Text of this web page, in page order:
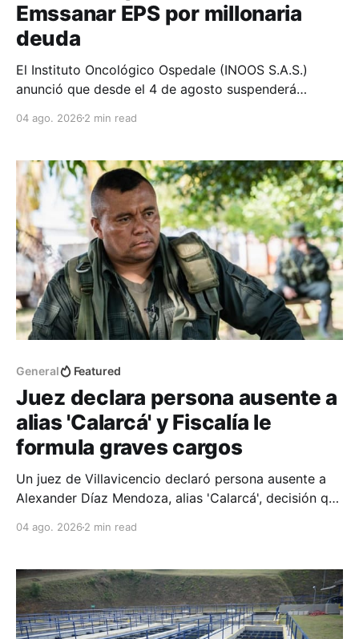
Emssanar EPS por millonaria
deuda
El Instituto Oncológico Ospedale (INOOS S.A.S.)
anunció que desde el 4 de agosto suspenderá
Emssanar EPS, al asegurar que la entidad le adeuda
04 ago. 2026 2 min read
General Featured
Juez declara persona ausente a
alias 'Calarcá' y Fiscalía le
formula graves cargos
Un juez de Villavicencio declaró persona ausente a
Alexander Díaz Mendoza, alias 'Calarcá', decisión que
cargos por graves delitos ocurridos entre 2022 y
04 ago. 2026 2 min read